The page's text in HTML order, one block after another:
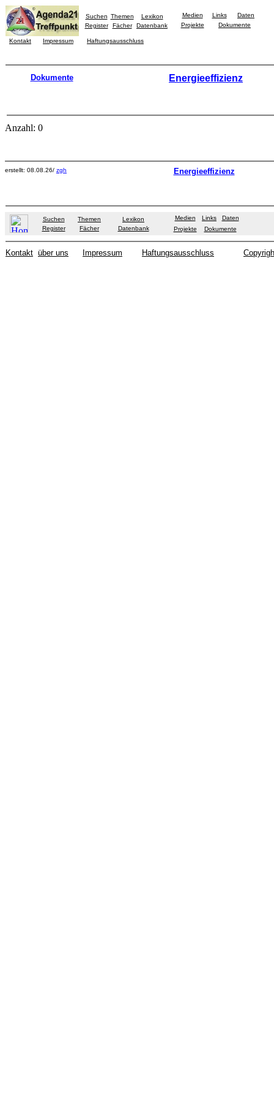
Suchen Themen
Lexikon
Register
Fächer Datenbank
Medien Links
Daten
Projekte
Dokumente
Kontakt Impressum Haftungsausschluss
Dokumente Energieeffizienz
Anzahl: 0
erstellt: 08.08.26/ zgh Energieeffizienz
Suchen Themen
Lexikon
Register
Fächer Datenbank
Medien Links
Daten
Projekte
Dokumente
Kontakt über uns Impressum Haftungsausschluss